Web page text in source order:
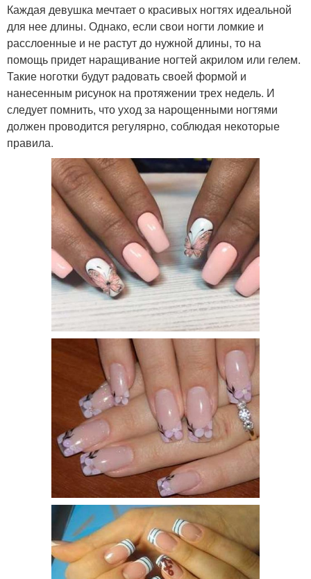
Каждая девушка мечтает о красивых ногтях идеальной
для нее длины. Однако, если свои ногти ломкие и
расслоенные и не растут до нужной длины, то на
помощь придет наращивание ногтей акрилом или гелем.
Такие ноготки будут радовать своей формой и
нанесенным рисунок на протяжении трех недель. И
следует помнить, что уход за нарощенными ногтями
должен проводится регулярно, соблюдая некоторые
правила.